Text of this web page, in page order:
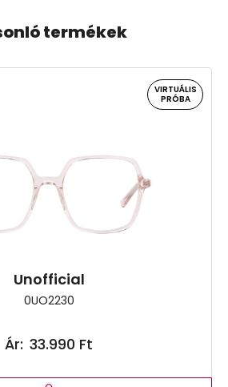
termékek
VIRTUÁLIS
PRÓBA
Unofficial
0UO2230
Ár: 33.990 Ft